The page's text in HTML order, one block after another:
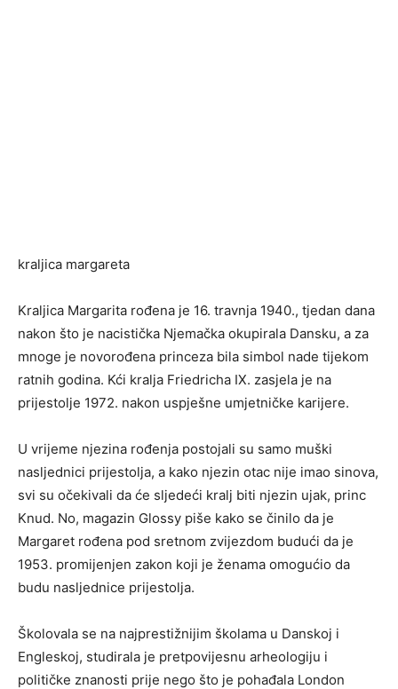
kraljica margareta
Kraljica Margarita rođena je 16. travnja 1940., tjedan dana
nakon što je nacistička Njemačka okupirala Dansku, a za
mnoge je novorođena princeza bila simbol nade tijekom
ratnih godina. Kći kralja Friedricha IX. zasjela je na
prijestolje 1972. nakon uspješne umjetničke karijere.
U vrijeme njezina rođenja postojali su samo muški
nasljednici prijestolja, a kako njezin otac nije imao sinova,
svi su očekivali da će sljedeći kralj biti njezin ujak, princ
Knud. No, magazin Glossy piše kako se činilo da je
Margaret rođena pod sretnom zvijezdom budući da je
1953. promijenjen zakon koji je ženama omogućio da
budu nasljednice prijestolja.
Školovala se na najprestižnijim školama u Danskoj i
Engleskoj, studirala je pretpovijesnu arheologiju i
političke znanosti prije nego što je pohađala London